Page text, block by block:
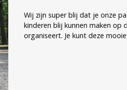
Wij zijn super blij dat je onze
kinderen blij kunnen maken op